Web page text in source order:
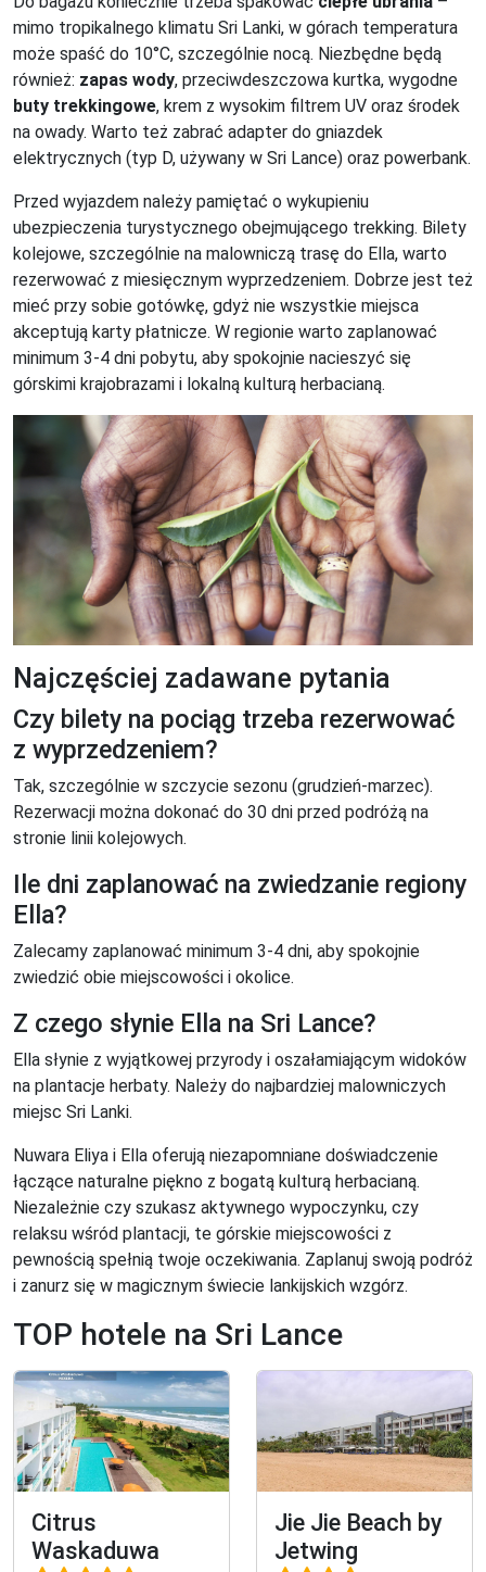
mimo tropikalnego klimatu Sri Lanki, w górach temperatura
może spaść do 10°C, szczególnie nocą. Niezbędne będą
również: zapas wody, przeciwdeszczowa kurtka, wygodne
buty trekkingowe, krem z wysokim filtrem UV oraz środek
na owady. Warto też zabrać adapter do gniazdek
elektrycznych (typ D, używany w Sri Lance) oraz powerbank.
Przed wyjazdem należy pamiętać o wykupieniu
ubezpieczenia turystycznego obejmującego trekking. Bilety
kolejowe, szczególnie na malowniczą trasę do Ella, warto
rezerwować z miesięcznym wyprzedzeniem. Dobrze jest też
mieć przy sobie gotówkę, gdyż nie wszystkie miejsca
akceptują karty płatnicze. W regionie warto zaplanować
minimum 3-4 dni pobytu, aby spokojnie nacieszyć się
górskimi krajobrazami i lokalną kulturą herbacianą.
Najczęściej zadawane pytania
Czy bilety na pociąg trzeba rezerwować
z wyprzedzeniem?
Tak, szczególnie w szczycie sezonu (grudzień-marzec).
Rezerwacji można dokonać do 30 dni przed podróżą na
stronie linii kolejowych.
Ile dni zaplanować na zwiedzanie regiony
Ella?
Zalecamy zaplanować minimum 3-4 dni, aby spokojnie
zwiedzić obie miejscowości i okolice.
Z czego słynie Ella na Sri Lance?
Ella słynie z wyjątkowej przyrody i oszałamiającym widoków
na plantacje herbaty. Należy do najbardziej malowniczych
miejsc Sri Lanki.
Nuwara Eliya i Ella oferują niezapomniane doświadczenie
łączące naturalne piękno z bogatą kulturą herbacianą.
Niezależnie czy szukasz aktywnego wypoczynku, czy
relaksu wśród plantacji, te górskie miejscowości z
pewnością spełnią twoje oczekiwania. Zaplanuj swoją podróż
i zanurz się w magicznym świecie lankijskich wzgórz.
TOP hotele na Sri Lance
Citrus
Waskaduwa
Jie Jie Beach by
Jetwing